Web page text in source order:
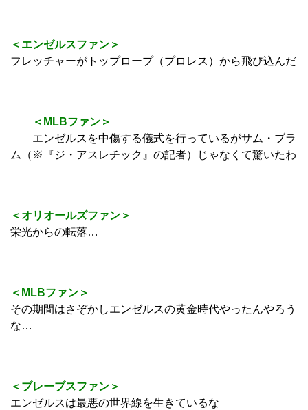
＜エンゼルスファン＞
フレッチャーがトップロープ（プロレス）から飛び込んだ
＜MLBファン＞
エンゼルスを中傷する儀式を行っているがサム・ブラ
ム（※『ジ・アスレチック』の記者）じゃなくて驚いたわ
＜オリオールズファン＞
栄光からの転落…
＜MLBファン＞
その期間はさぞかしエンゼルスの黄金時代やったんやろう
な…
＜ブレーブスファン＞
エンゼルスは最悪の世界線を生きているな